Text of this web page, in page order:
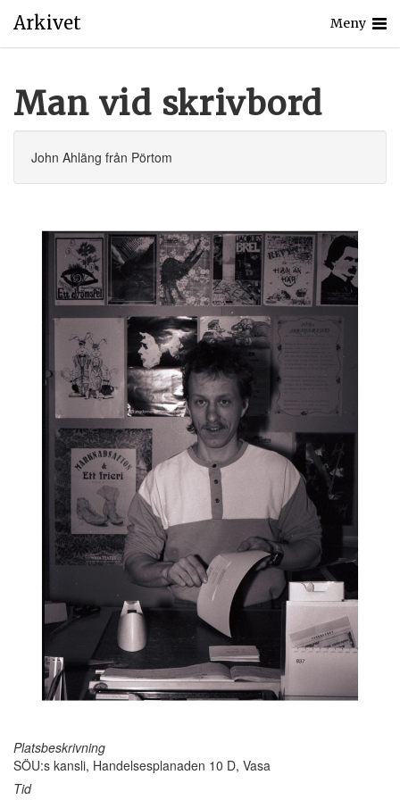
Arkivet Meny
Man vid skrivbord
John Ahläng från Pörtom
Platsbeskrivning
SÖU:s kansli, Handelsesplanaden 10 D, Vasa
Tid